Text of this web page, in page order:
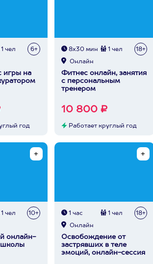
1 чел 6+
игры на
год
8х30 мин 1 чел 18+
Онлайн
Фитнес онлайн, занятия
с персональным
тренером
10 800 ₽
Работает круглый год
1 чел 10+
онлайн-
школы
1 час 1 чел 18+
Онлайн
Освобождение от
застрявших в теле
эмоций, онлайн-сессия